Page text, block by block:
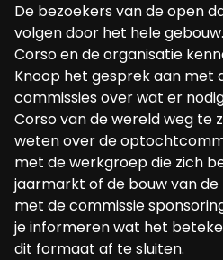
De bezoekers van de open
volgen door het hele
Corso en de organisatie
Knoop het gesprek aan met
commissies over wat er
Corso van de wereld weg te
weten over de
met de werkgroep die zich
jaarmarkt of de bouw van de
met de commissie
je informeren wat het
dit formaat af te sluiten.